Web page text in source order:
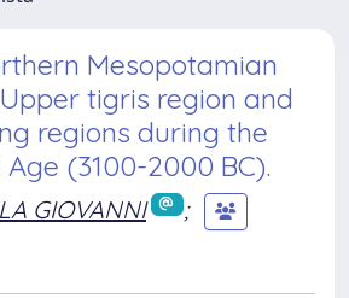
Mesopotamian
tigris region and
regions during the
(3100-2000 BC).
GIOVANNI
;